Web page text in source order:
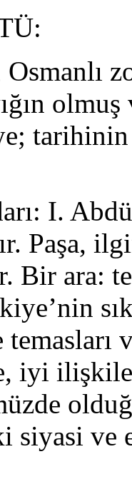
Osmanlı
olmuş
I.
Paşa,
Bir ara:
iyi
siyasi